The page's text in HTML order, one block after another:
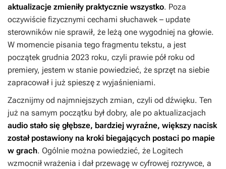
aktualizacje zmieniły praktycznie wszystko. Poza
oczywiście fizycznymi cechami słuchawek – update
sterowników nie sprawił, że leżą one wygodniej na głowie.
W momencie pisania tego fragmentu tekstu, a jest
początek grudnia 2023 roku, czyli prawie pół roku od
premiery, jestem w stanie powiedzieć, że sprzęt na siebie
zapracował i już spieszę z wyjaśnieniami.
Zacznijmy od najmniejszych zmian, czyli od dźwięku. Ten
już na samym początku był dobry, ale po aktualizacjach
audio stało się głębsze, bardziej wyraźne, większy nacisk
został postawiony na kroki biegających postaci po mapie
w grach. Ogólnie można powiedzieć, że Logitech
wzmocnił wrażenia i dał przewagę w cyfrowej rozrywce, a